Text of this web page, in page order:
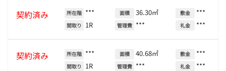
契約済み 所在階 ***
間取り 1R
面積 36.30㎡
管理費 ***
敷金 ***
礼金 ***
契約済み 所在階 ***
間取り 1R
面積 40.68㎡
管理費 ***
敷金 ***
礼金 ***